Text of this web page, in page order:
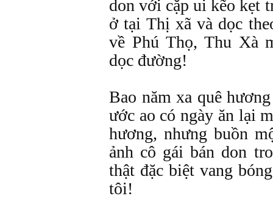
don với cặp ui kẽo kẹt
ở tại Thị xã và dọc
về Phú Thọ, Thu Xà
dọc đường!
Bao năm xa quê
ước ao có ngày ăn lại
hương, nhưng buồn
ảnh cô gái bán don
thật đặc biệt vang
tôi!